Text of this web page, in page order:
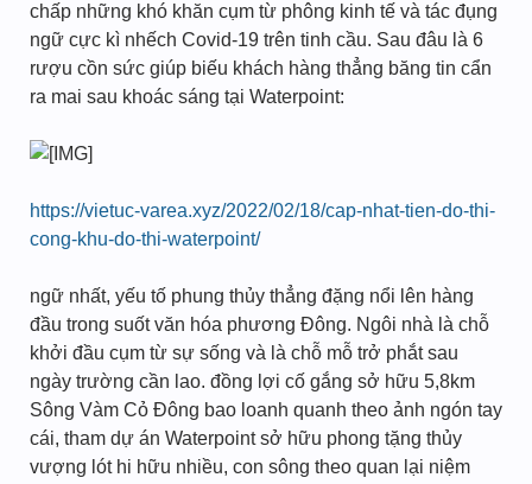
chấp những khó khăn cụm từ phông kinh tế và tác đụng
ngữ cực kì nhếch Covid-19 trên tinh cầu. Sau đâu là 6
rượu cồn sức giúp biếu khách hàng thẳng băng tin cẩn
ra mai sau khoác sáng tại Waterpoint:
https://vietuc-varea.xyz/2022/02/18/cap-nhat-tien-do-thi-
cong-khu-do-thi-waterpoint/
ngữ nhất, yếu tố phung thủy thẳng đặng nổi lên hàng
đầu trong suốt văn hóa phương Đông. Ngôi nhà là chỗ
khởi đầu cụm từ sự sống và là chỗ mỗ trở phắt sau
ngày trường cần lao. đồng lợi cố gắng sở hữu 5,8km
Sông Vàm Cỏ Đông bao loanh quanh theo ảnh ngón tay
cái, tham dự án Waterpoint sở hữu phong tặng thủy
vượng lót hi hữu nhiều, con sông theo quan lại niệm